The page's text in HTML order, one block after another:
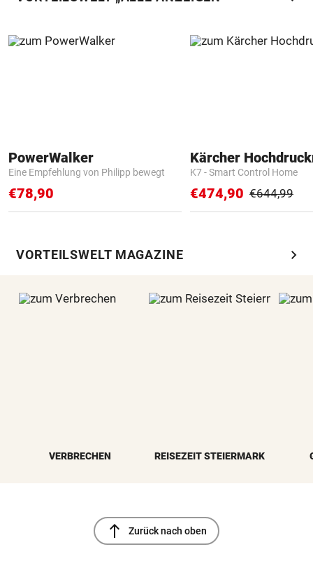
PowerWalker
Eine Empfehlung von Philipp bewegt
€78,90
Kärcher
K7 - Smart Control Home
€474,90 €644,99
VORTEILSWELT MAGAZINE chevron_right
VERBRECHEN REISEZEIT STEIERMARK
north Zurück nach oben